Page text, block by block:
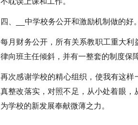
四、__中学校务公开和激励机制做的好。
每月财务公开，所有关系教职工重大
律向班主任倾斜，并有一整套的制度保
再次感谢学校的精心组织，使我有这
真整改落实，对照不足，从小处着眼，
为学校的新发展奉献微薄之力。